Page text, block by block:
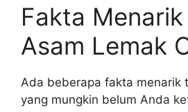
Fakta
Asam Lemak
Ada beberapa fakta menarik
yang mungkin belum Anda